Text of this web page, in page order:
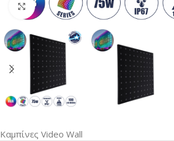
Κλικ για μεγέθυνση
Καμπίνες Video Wall